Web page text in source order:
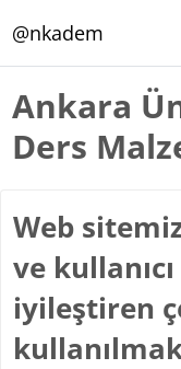
@nkadem
Ankara
Ders
Web
ve
iyileştiren